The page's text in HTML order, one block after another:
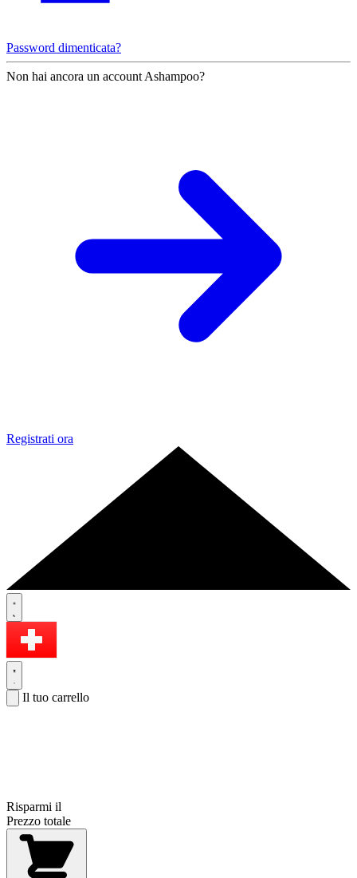
Password dimenticata?
Non hai ancora un account Ashampoo?
Registrati ora
Il tuo carrello
Risparmi il
Prezzo totale